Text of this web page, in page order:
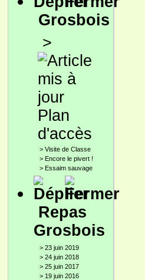
Grosbois
>
Plan
d'accès
> Visite de Classe
> Encore le pivert !
> Essaim sauvage
Repas
Grosbois
> 23 juin 2019
> 24 juin 2018
> 25 juin 2017
> 19 juin 2016